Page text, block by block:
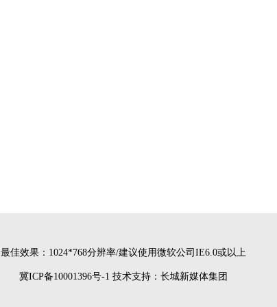
最佳效果：1024*768分辨率/建议使用微软公司IE6.0或以上
冀ICP备10001396号-1 技术支持：长城新媒体集团